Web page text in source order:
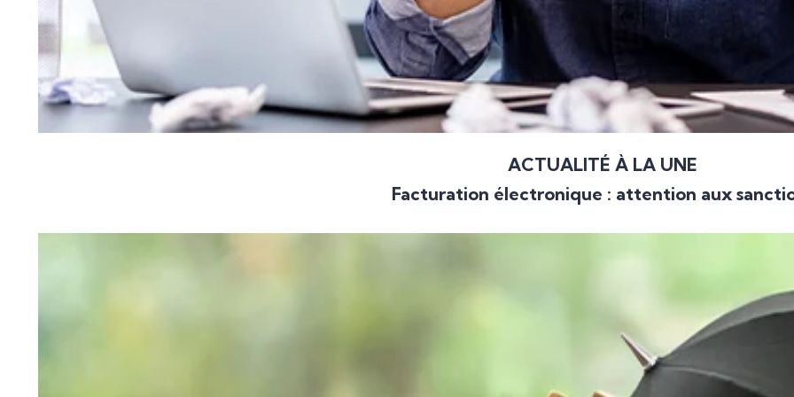
ACTUALITÉ À LA UNE
Facturation électronique : attention aux